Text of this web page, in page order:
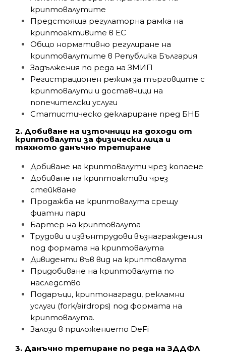
криптовалутите
Предстояща регулаторна рамка на
криптоактивите в ЕС
Общо нормативно регулиране на
криптовалутите в Република България
Задължения по реда на ЗМИП
Регистрационен режим за търговците с
криптовалути и доставчици на
попечителски услуги
Статистическо деклариране пред БНБ
2. Добиване на източници на доходи от
криптовалути за физически лица и
тяхното данъчно третиране
Добиване на криптовалути чрез копаене
Добиване на криптоактиви чрез
стейкване
Продажба на криптовалута срещу
фиатни пари
Бартер на криптовалута
Трудови и извънтрудови възнаграждения
под формата на криптовалута
Дивиденти във вид на криптовалута
Придобиване на криптовалута по
наследство
Подаръци, криптонагради, рекламни
услуги (fork/airdrops) под формата на
криптовалута.
Залози в приложението DeFi
3. Данъчно третиране по реда на ЗДДФЛ